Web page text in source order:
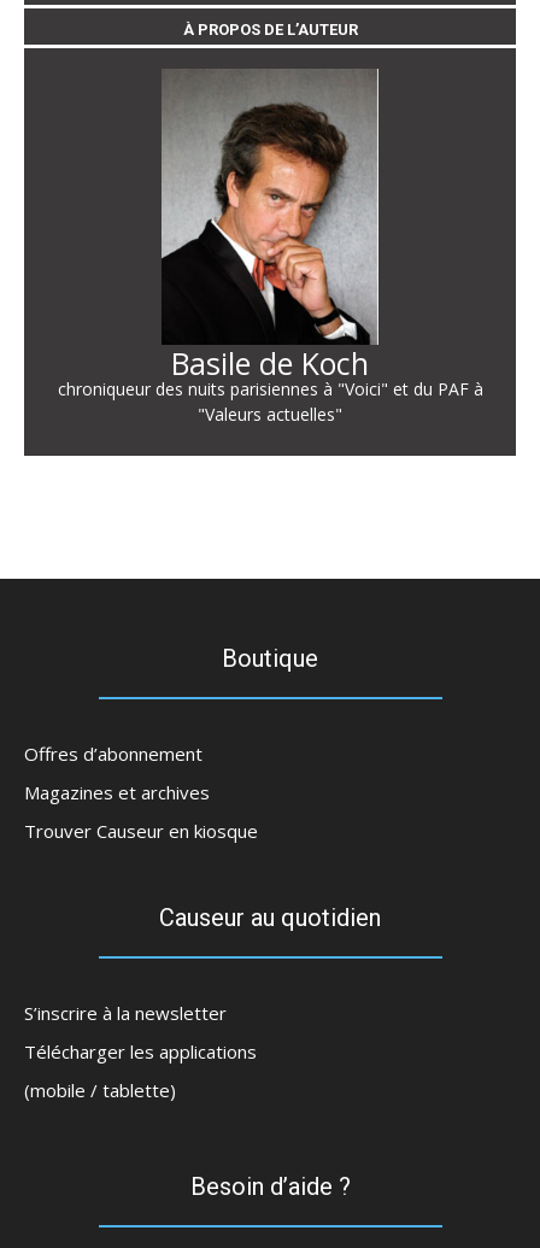
À PROPOS DE L’AUTEUR
Basile de Koch
chroniqueur des nuits parisiennes à "Voici" et du PAF à
"Valeurs actuelles"
Boutique
Offres d’abonnement
Magazines et archives
Trouver Causeur en kiosque
Causeur au quotidien
S’inscrire à la newsletter
Télécharger les applications
(mobile / tablette)
Besoin d’aide ?